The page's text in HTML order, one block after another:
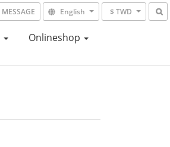
MESSAGE English $ TWD
Onlineshop